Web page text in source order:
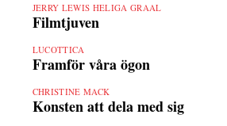
JERRY LEWIS HELIGA GRAAL
Filmtjuven
LUCOTTICA
Framför våra ögon
CHRISTINE MACK
Konsten att dela med sig